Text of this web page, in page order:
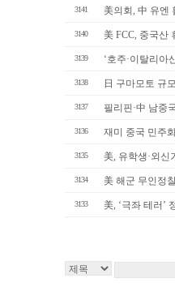
3141 美의회, 中 유엔
3140 美 FCC, 중국산
3139 ‘호주·이탈리아
3138 日 구마모토 규
3137 필리핀·中 남중
3136 재미 중국 민주
3135 美, 유학생·외신
3134 美 해군 무인정
3133 美, ‘극좌 테러’